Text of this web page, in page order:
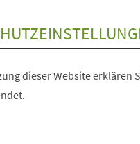
dieser Website erklären